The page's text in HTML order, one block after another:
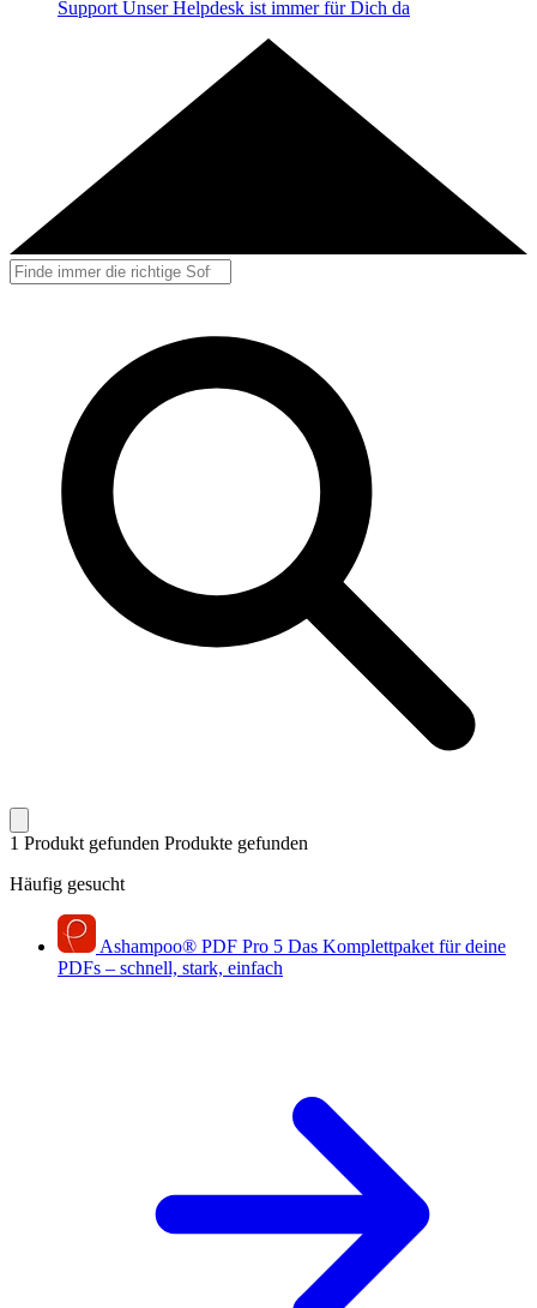
Support Unser Helpdesk ist immer für Dich da
1 Produkt gefunden Produkte gefunden
Häufig gesucht
Ashampoo® PDF Pro 5 Das Komplettpaket für deine
PDFs – schnell, stark, einfach